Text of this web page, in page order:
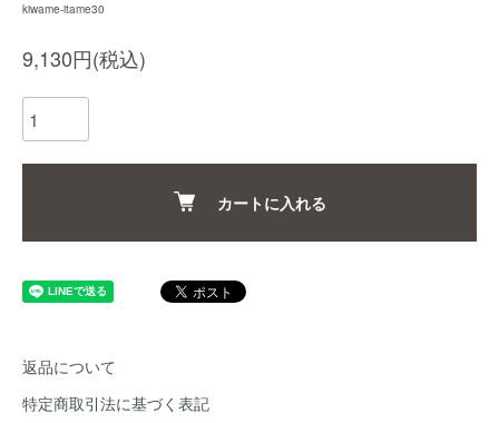
kiwame-itame30
9,130円(税込)
カートに入れる
返品について
特定商取引法に基づく表記